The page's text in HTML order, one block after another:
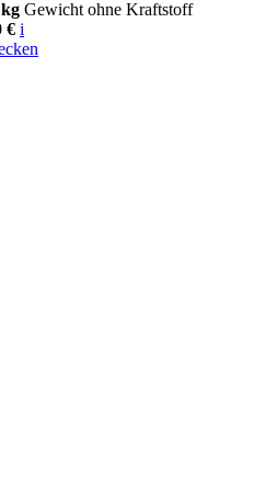
Gewicht ohne Kraftstoff
€ i